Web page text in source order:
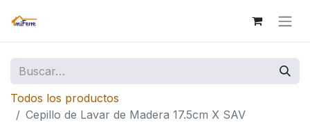
Todos los productos
Cepillo de Lavar de Madera 17.5cm X SAV